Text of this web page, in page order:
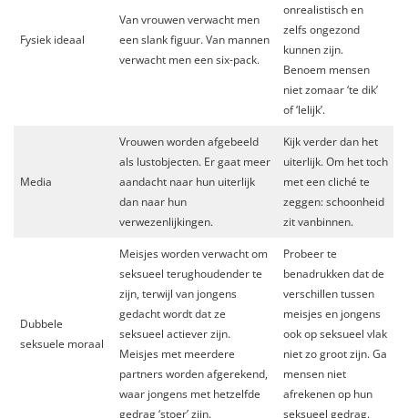
Fysiek ideaal
Van vrouwen verwacht men
een slank figuur. Van mannen
verwacht men een six-pack.
onrealistisch en
zelfs ongezond
kunnen zijn.
Benoem mensen
niet zomaar ‘te dik’
of ‘lelijk’.
Media
Vrouwen worden afgebeeld
als lustobjecten. Er gaat meer
aandacht naar hun uiterlijk
dan naar hun
verwezenlijkingen.
Kijk verder dan het
uiterlijk. Om het toch
met een cliché te
zeggen: schoonheid
zit vanbinnen.
Dubbele
seksuele moraal
Meisjes worden verwacht om
seksueel terughoudender te
zijn, terwijl van jongens
gedacht wordt dat ze
seksueel actiever zijn.
Meisjes met meerdere
partners worden afgerekend,
waar jongens met hetzelfde
gedrag ‘stoer’ zijn.
Probeer te
benadrukken dat de
verschillen tussen
meisjes en jongens
ook op seksueel vlak
niet zo groot zijn. Ga
mensen niet
afrekenen op hun
seksueel gedrag.